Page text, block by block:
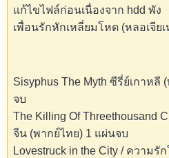
แก้ไขไฟล์ก่อนเนื่องจาก hdd พัง
เพื่อนรักหักเหลี่ยมโหด (หลอเจีย
Sisyphus The Myth ซีรี่ย์เกาหลี
จบ
The Killing Of Threethousand
จีน (พากย์ไทย) 1 แผ่นจบ
Lovestruck in the City / ความรั